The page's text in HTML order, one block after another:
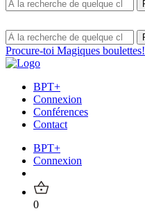
Procure-toi Magiques boulettes!
BPT+
Connexion
Conférences
Contact
BPT+
Connexion
0